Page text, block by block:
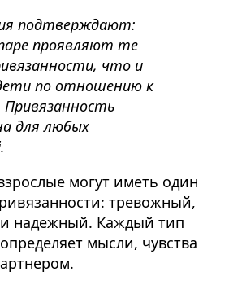
подтверждают:
проявляют те
что и
по отношению к
для любых
могут иметь один
тревожный,
надежный. Каждый тип
мысли, чувства